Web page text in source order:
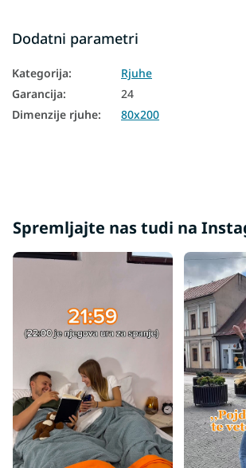
Dodatni parametri
Kategorija:
Rjuhe
Garancija:
24
Dimenzije rjuhe: 80x200
Spremljajte nas tudi na